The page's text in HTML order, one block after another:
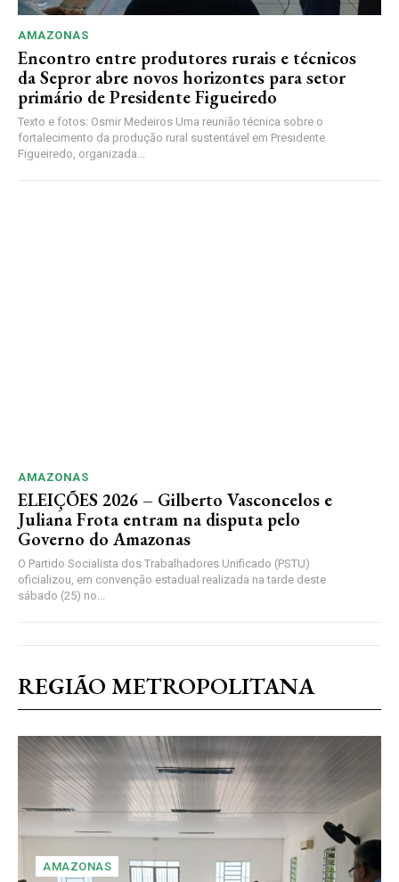
AMAZONAS
Encontro entre produtores rurais e técnicos
da Sepror abre novos horizontes para setor
primário de Presidente Figueiredo
Texto e fotos: Osmir Medeiros Uma reunião técnica sobre o
fortalecimento da produção rural sustentável em Presidente
Figueiredo, organizada...
AMAZONAS
ELEIÇÕES 2026 – Gilberto Vasconcelos e
Juliana Frota entram na disputa pelo
Governo do Amazonas
O Partido Socialista dos Trabalhadores Unificado (PSTU)
oficializou, em convenção estadual realizada na tarde deste
sábado (25) no...
REGIÃO METROPOLITANA
AMAZONAS